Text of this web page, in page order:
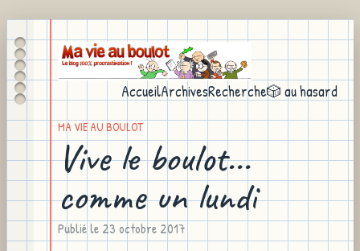
AccueilArchivesRecherche🎲 au hasard
MA VIE AU BOULOT
Vive le boulot...
comme un lundi
Publié le 23 octobre 2017